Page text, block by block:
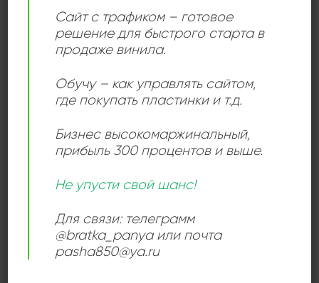
мажор (K. 417 и K. 447) демонстрируют уже более
зрелый почерк, в котором нежные романтические
оттенки соединяются с изысканной оркестровкой.
Четвёртый концерт Ми-бемоль мажор (K. 495)
завершает цикл, объединяя в себе торжественность,
юмор и истинно «моцартовскую» лёгкость.
Эта запись «Мелодии» (переиздание 1983 года) —
одна из самых значимых интерпретаций концертов
академическую строгость исполнения, и душевную
дыхание музыки. Для коллекционеров классики на
виниле этот альбом представляет особую ценность.
Сайт с трафиком – готовое
решение для быстрого старта в
продаже винила.
Обучу – как управлять сайтом,
где покупать пластинки и т.д.
Бизнес высокомаржинальный,
прибыль 300 процентов и выше.
Не упусти свой шанс!
Для связи: телеграмм
@bratka_panya или почта
pasha850@ya.ru